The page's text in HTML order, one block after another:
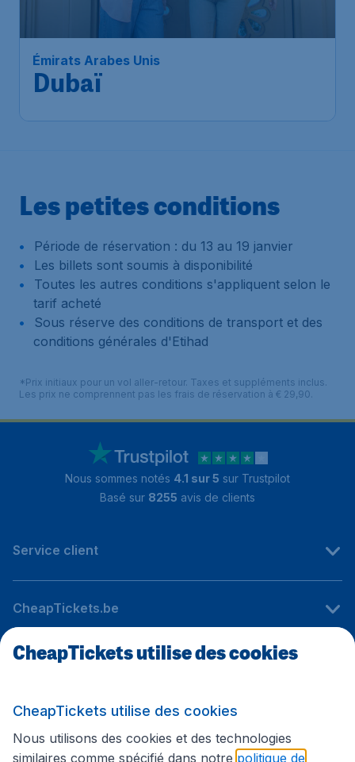
Émirats Arabes Unis
Dubaï
Les petites conditions
Période de réservation : du 13 au 19 janvier
Les billets sont soumis à disponibilité
Toutes les autres conditions s'appliquent selon le
tarif acheté
Sous réserve des conditions de transport et des
conditions générales d'Etihad
*Prix initiaux pour un vol aller-retour. Taxes et suppléments inclus.
Les prix ne comprennent pas les frais de réservation à € 29,90.
Nous sommes notés 4.1 sur 5 sur Trustpilot
Basé sur 8255 avis de clients
Service client
CheapTickets.be
Sites internationaux
Suivez CheapTickets.be
CheapTickets utilise des cookies
CheapTickets utilise des cookies
Nous utilisons des cookies et des technologies
similaires comme spécifié dans notre politique de